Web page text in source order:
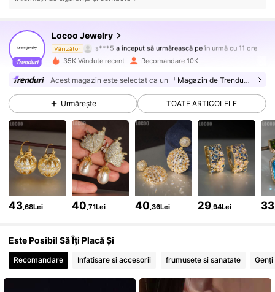
Locoo Jewelry
Vânzător
4,87
13K Urmăritori
s***5
l***onavighează
4,87
13K Urmăritori
4,87 13K Urmăritori
13K Urmăritori
4,87 13K Urmăritori
4,87 13K Urmăritori
4,87 13K Urmăritori
4,87 13K Urmăritori
35K Vândute recent Recomandare 10K
Acest magazin este selectat ca un 「Magazin de Trenduri」
Urmărește TOATE ARTICOLELE
43,68Lei 40,71Lei 40,36Lei 29,94Lei 33
Este Posibil Să Îți Placă Și
Recomandare Infatisare si accesorii frumusete si sanatate Genți